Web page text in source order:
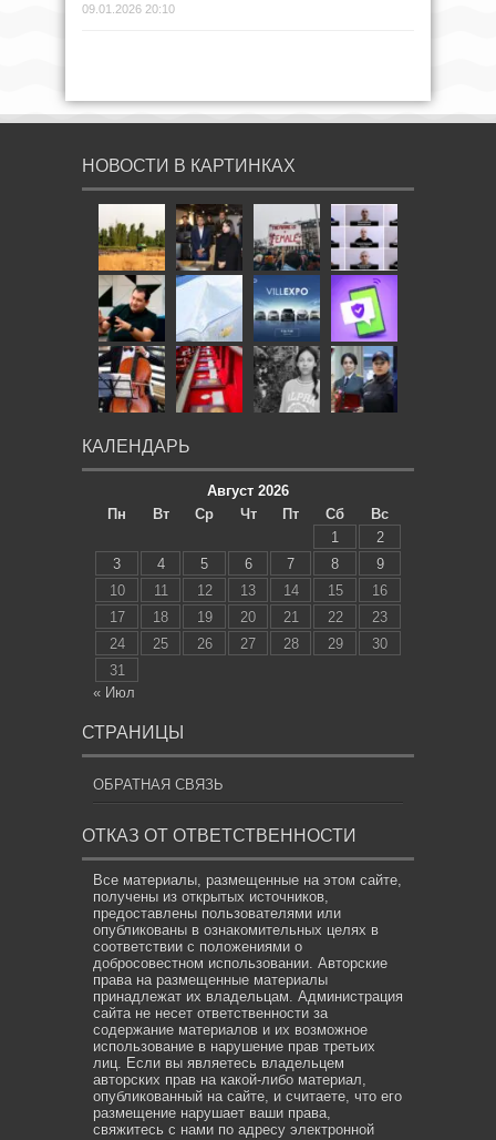
09.01.2026 20:10
НОВОСТИ В КАРТИНКАХ
КАЛЕНДАРЬ
Август 2026
Пн
Вт Ср Чт Пт Сб
Вс
1
2
3
4 5 6 7 8
9
10
11 12 13 14 15
16
17
18 19 20 21 22
23
24
25 26 27 28 29
30
31
« Июл
СТРАНИЦЫ
ОБРАТНАЯ СВЯЗЬ
ОТКАЗ ОТ ОТВЕТСТВЕННОСТИ
Все материалы, размещенные на этом сайте,
получены из открытых источников,
предоставлены пользователями или
опубликованы в ознакомительных целях в
соответствии с положениями о
добросовестном использовании. Авторские
права на размещенные материалы
принадлежат их владельцам. Администрация
сайта не несет ответственности за
содержание материалов и их возможное
использование в нарушение прав третьих
лиц. Если вы являетесь владельцем
авторских прав на какой-либо материал,
опубликованный на сайте, и считаете, что его
размещение нарушает ваши права,
свяжитесь с нами по адресу электронной